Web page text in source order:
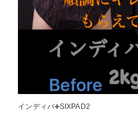
インディバ➕SIXPAD2